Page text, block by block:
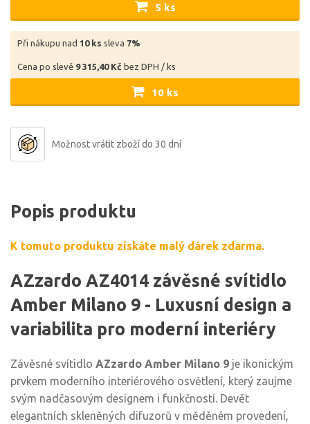
5 ks
Při nákupu nad 10 ks sleva 7%
Cena po slevě 9 315,40 Kč bez DPH / ks
10 ks
Možnost vrátit zboží do 30 dní
Popis produktu
K tomuto produktu získáte malý dárek zdarma.
AZzardo AZ4014 závěsné svítidlo
Amber Milano 9 - Luxusní design a
variabilita pro moderní interiéry
Závěsné svítidlo AZzardo Amber Milano 9 je ikonickým
prvkem moderního interiérového osvětlení, který zaujme
svým nadčasovým designem i funkčností. Devět
elegantních skleněných difuzorů v měděném provedení,